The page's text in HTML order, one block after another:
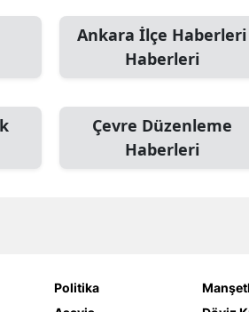
Ankara İlçe Haberleri
Haberleri
Çevre Düzenleme
Haberleri
Politika